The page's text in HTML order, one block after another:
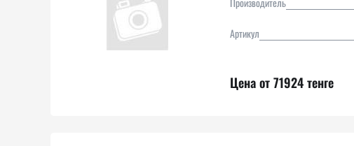
Артикул
Цена от 71924 тенге